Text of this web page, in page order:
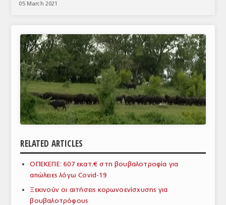
ΚΟΣΜΟΣ
ΕΙΔΗΣΕΙΣ
ΕΥΡΩΠΑΪΚΕΣ ΑΠΟΦΑΣΕΙΣ
ΘΕΜΑΤΑ
ΑΝΑΛΥΣΕΙΣ
ΣΦΑΓΕΙΑ
ΠΡΩΤΕΣ ΥΛΕΣ
05 March 2021
RELATED ARTICLES
ΟΠΕΚΕΠΕ: 607 εκατ.€ στη βουβαλοτροφία για
απώλειες λόγω Covid-19
Ξεκινούν οι αιτήσεις κορωνοενίσχυσης για
βουβαλοτρόφους